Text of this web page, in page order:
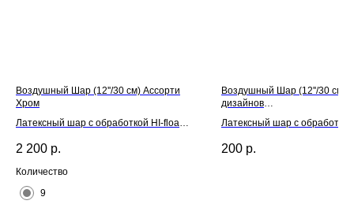
Воздушный Шар (12''/30 см) Ассорти
Хром
Латексный шар с обработкой HI-float
2 200 р.
Количество
9
Воздушный Шар (12''/30 см)
дизайнов
Латексный шар с
200 р.